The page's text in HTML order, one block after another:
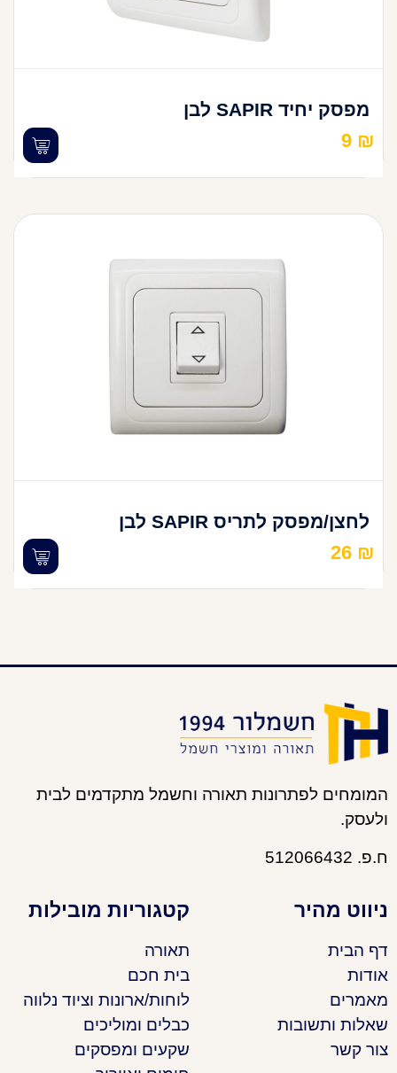
מפסק יחיד SAPIR לבן
9 ₪
לחצן/מפסק לתריס SAPIR לבן
26 ₪
המומחים לפתרונות תאורה וחשמל מתקדמים לבית
ולעסק.
ח.פ. 512066432
ניווט מהיר
דף הבית
אודות
מאמרים
שאלות ותשובות
צור קשר
קטגוריות מובילות
תאורה
בית חכם
לוחות/ארונות וציוד נלווה
כבלים ומוליכים
שקעים ומפסקים